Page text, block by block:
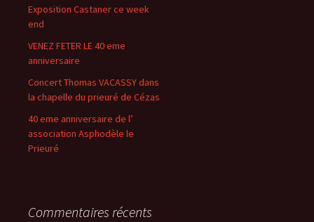
Exposition Castaner ce week
end
VENEZ FETER LE 40 eme
anniversaire
Concert Thomas VACASSY dans
la chapelle du prieuré de Cézas
40 eme anniversaire de l’
association Asphodèle le
Prieuré
Commentaires récents